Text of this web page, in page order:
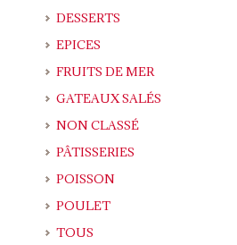
DESSERTS
EPICES
FRUITS DE MER
GATEAUX SALÉS
NON CLASSÉ
PÂTISSERIES
POISSON
POULET
TOUS